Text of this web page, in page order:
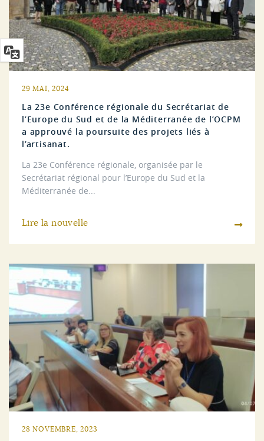
29 MAI, 2024
La 23e Conférence régionale du Secrétariat de
l’Europe du Sud et de la Méditerranée de l’OCPM
a approuvé la poursuite des projets liés à
l’artisanat.
La 23e Conférence régionale, organisée par le
Secrétariat régional pour l’Europe du Sud et la
Méditerranée de...
Lire la nouvelle
28 NOVEMBRE, 2023